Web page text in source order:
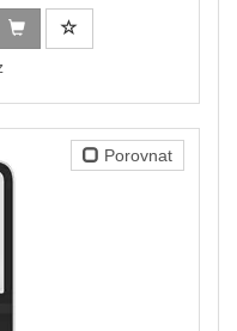
Porovnat